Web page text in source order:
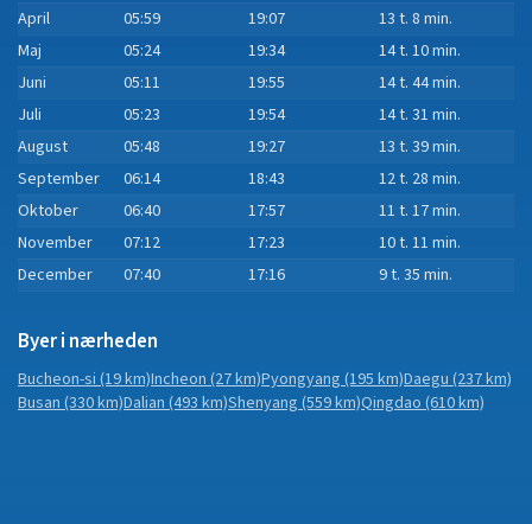
April
05:59 19:07
13 t. 8 min.
Maj
05:24 19:34
14 t. 10 min.
Juni
05:11 19:55
14 t. 44 min.
Juli
05:23 19:54
14 t. 31 min.
August
05:48 19:27
13 t. 39 min.
September
06:14 18:43
12 t. 28 min.
Oktober
06:40 17:57
11 t. 17 min.
November
07:12 17:23
10 t. 11 min.
December
07:40 17:16 9 t. 35 min.
Byer i nærheden
Bucheon-si(19 km)Incheon(27 km)Pyongyang(195 km)Daegu(237 km)
Busan(330 km)Dalian(493 km)Shenyang(559 km)Qingdao(610 km)